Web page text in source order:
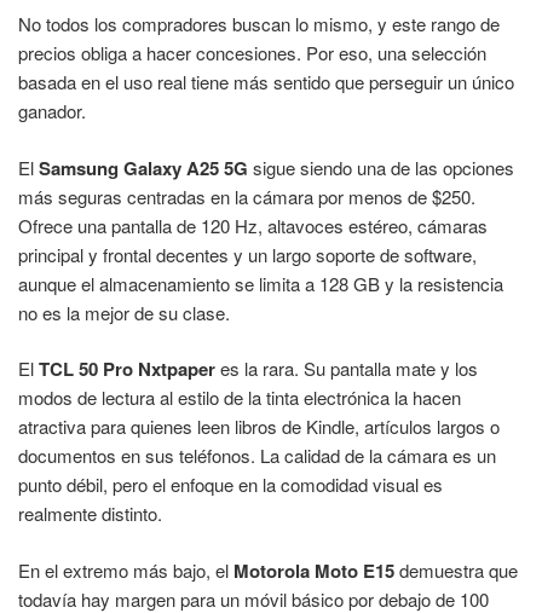
No todos los compradores buscan lo mismo, y este rango de
precios obliga a hacer concesiones. Por eso, una selección
basada en el uso real tiene más sentido que perseguir un único
ganador.
ElSamsung Galaxy A25 5G sigue siendo una de las opciones
más seguras centradas en la cámara por menos de $250.
Ofrece una pantalla de 120 Hz, altavoces estéreo, cámaras
principal y frontal decentes y un largo soporte de software,
aunque el almacenamiento se limita a 128 GB y la resistencia
no es la mejor de su clase.
ElTCL 50 Pro Nxtpaperes la rara. Su pantalla mate y los
modos de lectura al estilo de la tinta electrónica la hacen
atractiva para quienes leen libros de Kindle, artículos largos o
documentos en sus teléfonos. La calidad de la cámara es un
punto débil, pero el enfoque en la comodidad visual es
realmente distinto.
En el extremo más bajo, el Motorola Moto E15demuestra que
todavía hay margen para un móvil básico por debajo de 100